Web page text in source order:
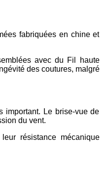
fabriquées en chine et
avec du Fil haute
des coutures, malgré
important. Le brise-vue de
du vent.
résistance mécanique